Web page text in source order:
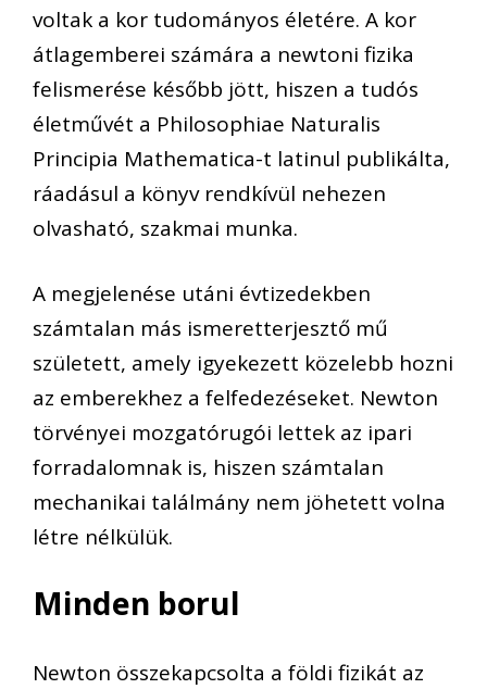
voltak a kor tudományos életére. A kor
átlagemberei számára a newtoni fizika
felismerése később jött, hiszen a tudós
életművét a Philosophiae Naturalis
Principia Mathematica-t latinul publikálta,
ráadásul a könyv rendkívül nehezen
olvasható, szakmai munka.
A megjelenése utáni évtizedekben
számtalan más ismeretterjesztő mű
született, amely igyekezett közelebb hozni
az emberekhez a felfedezéseket. Newton
törvényei mozgatórugói lettek az ipari
forradalomnak is, hiszen számtalan
mechanikai találmány nem jöhetett volna
létre nélkülük.
Minden borul
Newton összekapcsolta a földi fizikát az